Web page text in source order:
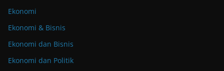
Ekonomi
Ekonomi & Bisnis
Ekonomi dan Bisnis
Ekonomi dan Politik